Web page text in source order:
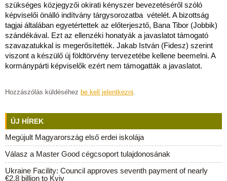
szükséges közjegyzői okirati kényszer bevezetéséről szóló
képviselői önálló indítvány tárgysorozatba vételét. A bizottság
tagjai általában egyetértettek az előterjesztő, Bana Tibor (Jobbik)
szándékával. Ezt az ellenzéki honatyák a javaslatot támogató
szavazatukkal is megerősítették. Jakab István (Fidesz) szerint
viszont a készülő új földtörvény tervezetébe kellene beemelni. A
kormánypárti képviselők ezért nem támogatták a javaslatot.
Hozzászólás küldéséhez be kell jelentkezni.
ÚJ HÍREK
Megújult Magyarország első erdei iskolája
Válasz a Master Good cégcsoport tulajdonosának
Ukraine Facility: Council approves seventh payment of nearly
€2.8 billion to Kyiv